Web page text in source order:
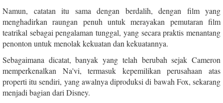
Namun, catatan itu sama dengan berdalih, dengan film yang
menghadirkan raungan penuh untuk merayakan pemutaran film
teatrikal sebagai pengalaman tunggal, yang secara praktis menantang
penonton untuk menolak kekuatan dan kekuatannya.
Sebagaimana dicatat, banyak yang telah berubah sejak Cameron
memperkenalkan Na'vi, termasuk kepemilikan perusahaan atas
properti itu sendiri, yang awalnya diproduksi di bawah Fox, sekarang
menjadi bagian dari Disney.